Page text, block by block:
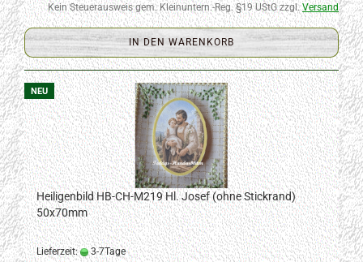
Kein Steuerausweis gem. Kleinuntern.-Reg. §19 UStG zzgl.Versand
IN DEN WARENKORB
NEU
Heiligenbild HB-CH-M219 Hl. Josef (ohne Stickrand)
50x70mm
Lieferzeit: 3-7Tage